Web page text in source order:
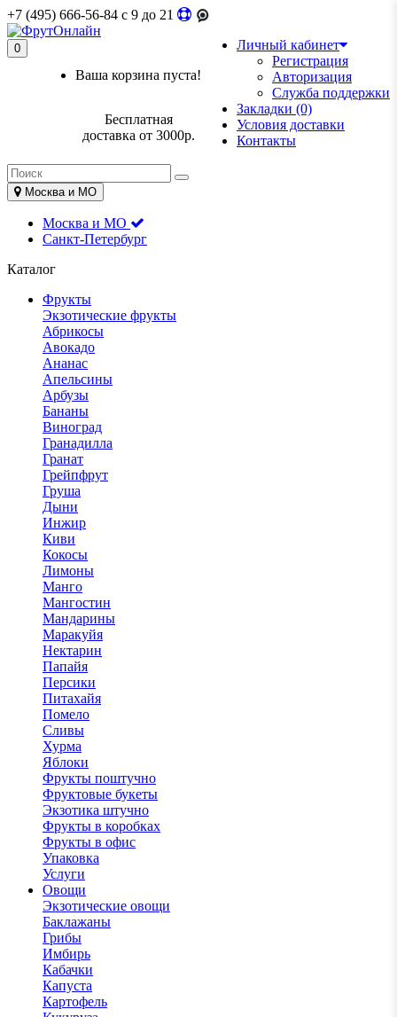
+7 (495) 666-56-84 c 9 до 21
Личный кабинет
Регистрация
Авторизация
Служба поддержки
Закладки (0)
Условия доставки
Контакты
0
Ваша корзина пуста!
Бесплатная
доставка от 3000р.
Москва и МО
Москва и МО
Санкт-Петербург
Каталог
Фрукты
Экзотические фрукты
Абрикосы
Авокадо
Ананас
Апельсины
Арбузы
Бананы
Виноград
Гранадилла
Гранат
Грейпфрут
Груша
Дыни
Инжир
Киви
Кокосы
Лимоны
Манго
Мангостин
Мандарины
Маракуйя
Нектарин
Папайя
Персики
Питахайя
Помело
Сливы
Хурма
Яблоки
Фрукты поштучно
Фруктовые букеты
Экзотика штучно
Фрукты в коробках
Фрукты в офис
Упаковка
Услуги
Овощи
Экзотические овощи
Баклажаны
Грибы
Имбирь
Кабачки
Капуста
Картофель